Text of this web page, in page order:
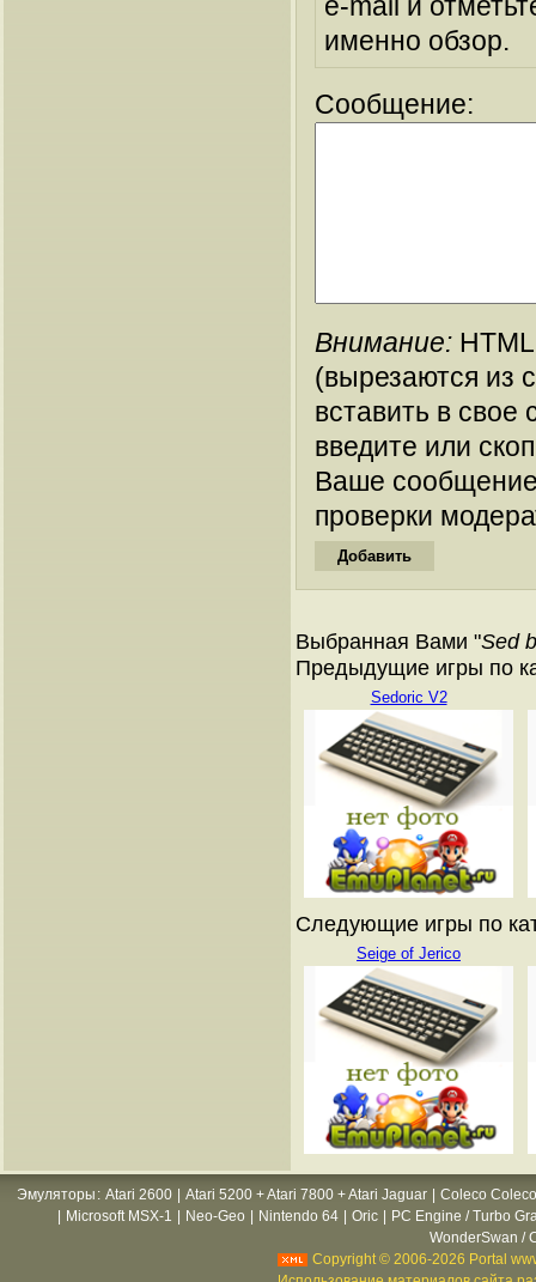
именно обзор.
Сообщение:
Внимание:
(вырезаются из
вставить в
введите или
Ваше
проверки
Выбранная Вами "Sed
Предыдущие игры по
Sedoric V2
Следующие игры по
Seige of Jerico
Эмуляторы : Atari 2600 Atari 5200 + Atari 7800 + Atari Jaguar
Coleco
Microsoft MSX-1 Neo-Geo Nintendo 64 Oric
PC Engine / Turbo
WonderSwan /
Copyright © 2006-2026 Portal